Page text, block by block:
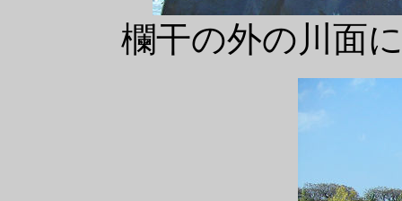
欄干の外の川面